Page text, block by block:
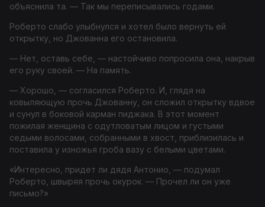
объяснила та. — Так мы переписывались годами.
Роберто слабо улыбнулся и хотел было вернуть ей
открытку, но Джованна его остановила.
— Нет, оставь себе, — настойчиво попросила она, накрыв
его руку своей. — На память.
— Хорошо, — согласился Роберто. И, глядя на
ковыляющую прочь Джованну, он сложил открытку вдвое
и сунул в боковой карман пиджака. В этот момент
пожилая женщина с одутловатым лицом и густыми
седыми волосами, собранными в хвост, приблизилась и
поставила у изножья гроба вазу с белыми цветами.
«Интересно, придет ли дядя Антонио, — подумал
Роберто, швыряя прочь окурок. — Прочел ли он уже
письмо?»